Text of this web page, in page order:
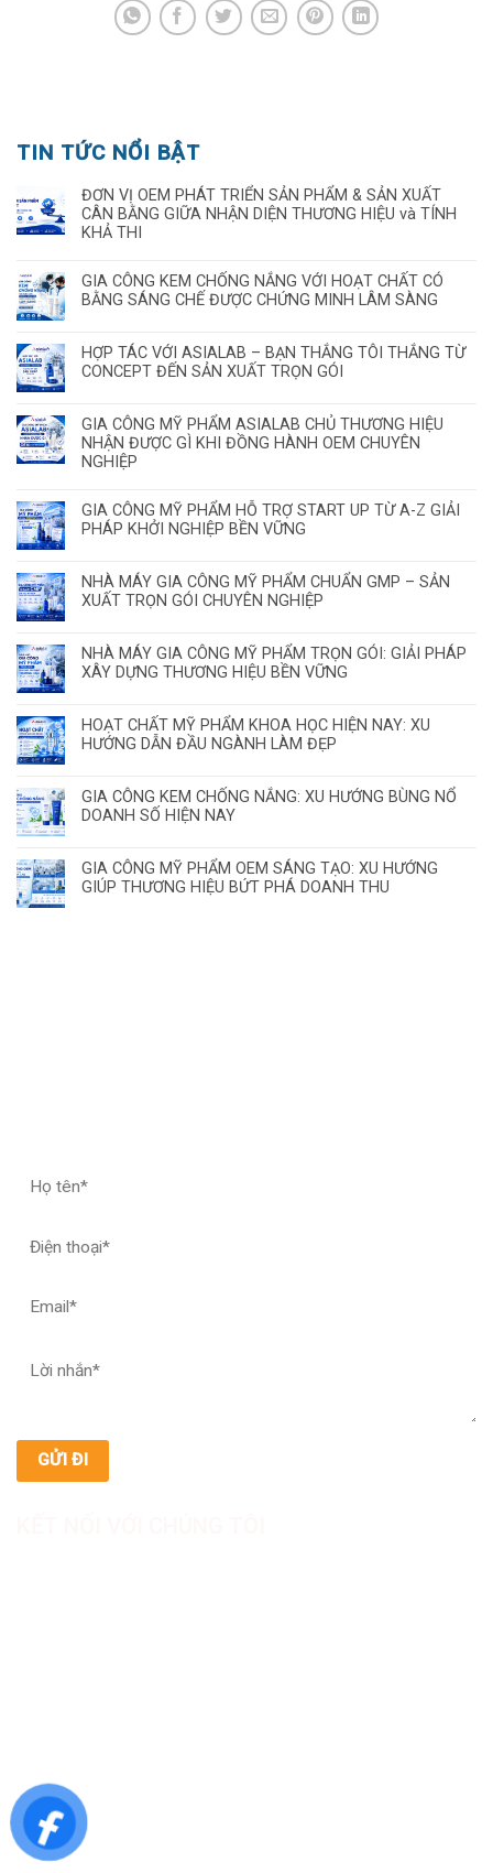
TIN TỨC NỔI BẬT
ĐƠN VỊ OEM PHÁT TRIỂN SẢN PHẨM & SẢN XUẤT
CÂN BẰNG GIỮA NHẬN DIỆN THƯƠNG HIỆU và TÍNH
KHẢ THI
GIA CÔNG KEM CHỐNG NẮNG VỚI HOẠT CHẤT CÓ
BẰNG SÁNG CHẾ ĐƯỢC CHỨNG MINH LÂM SÀNG
HỢP TÁC VỚI ASIALAB – BẠN THẮNG TÔI THẮNG TỪ
CONCEPT ĐẾN SẢN XUẤT TRỌN GÓI
GIA CÔNG MỸ PHẨM ASIALAB CHỦ THƯƠNG HIỆU
NHẬN ĐƯỢC GÌ KHI ĐỒNG HÀNH OEM CHUYÊN
NGHIỆP
GIA CÔNG MỸ PHẨM HỖ TRỢ START UP TỪ A-Z GIẢI
PHÁP KHỞI NGHIỆP BỀN VỮNG
NHÀ MÁY GIA CÔNG MỸ PHẨM CHUẨN GMP – SẢN
XUẤT TRỌN GÓI CHUYÊN NGHIỆP
NHÀ MÁY GIA CÔNG MỸ PHẨM TRỌN GÓI: GIẢI PHÁP
XÂY DỰNG THƯƠNG HIỆU BỀN VỮNG
HOẠT CHẤT MỸ PHẨM KHOA HỌC HIỆN NAY: XU
HƯỚNG DẪN ĐẦU NGÀNH LÀM ĐẸP
GIA CÔNG KEM CHỐNG NẮNG: XU HƯỚNG BÙNG NỔ
DOANH SỐ HIỆN NAY
GIA CÔNG MỸ PHẨM OEM SÁNG TẠO: XU HƯỚNG
GIÚP THƯƠNG HIỆU BỨT PHÁ DOANH THU
Website: https://asialab.com.vn/
Email: giacongasialab@gmail.com